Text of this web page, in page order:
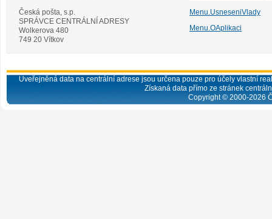
Česká pošta, s.p.
SPRÁVCE CENTRÁLNÍ ADRESY
Wolkerova 480
749 20 Vítkov
Menu.UsneseniVlady
Menu.OAplikaci
Uveřejněná data na centrální adrese jsou určena pouze pro účely vlastní
Získaná data přímo ze stránek
Copyright © 2000-2026